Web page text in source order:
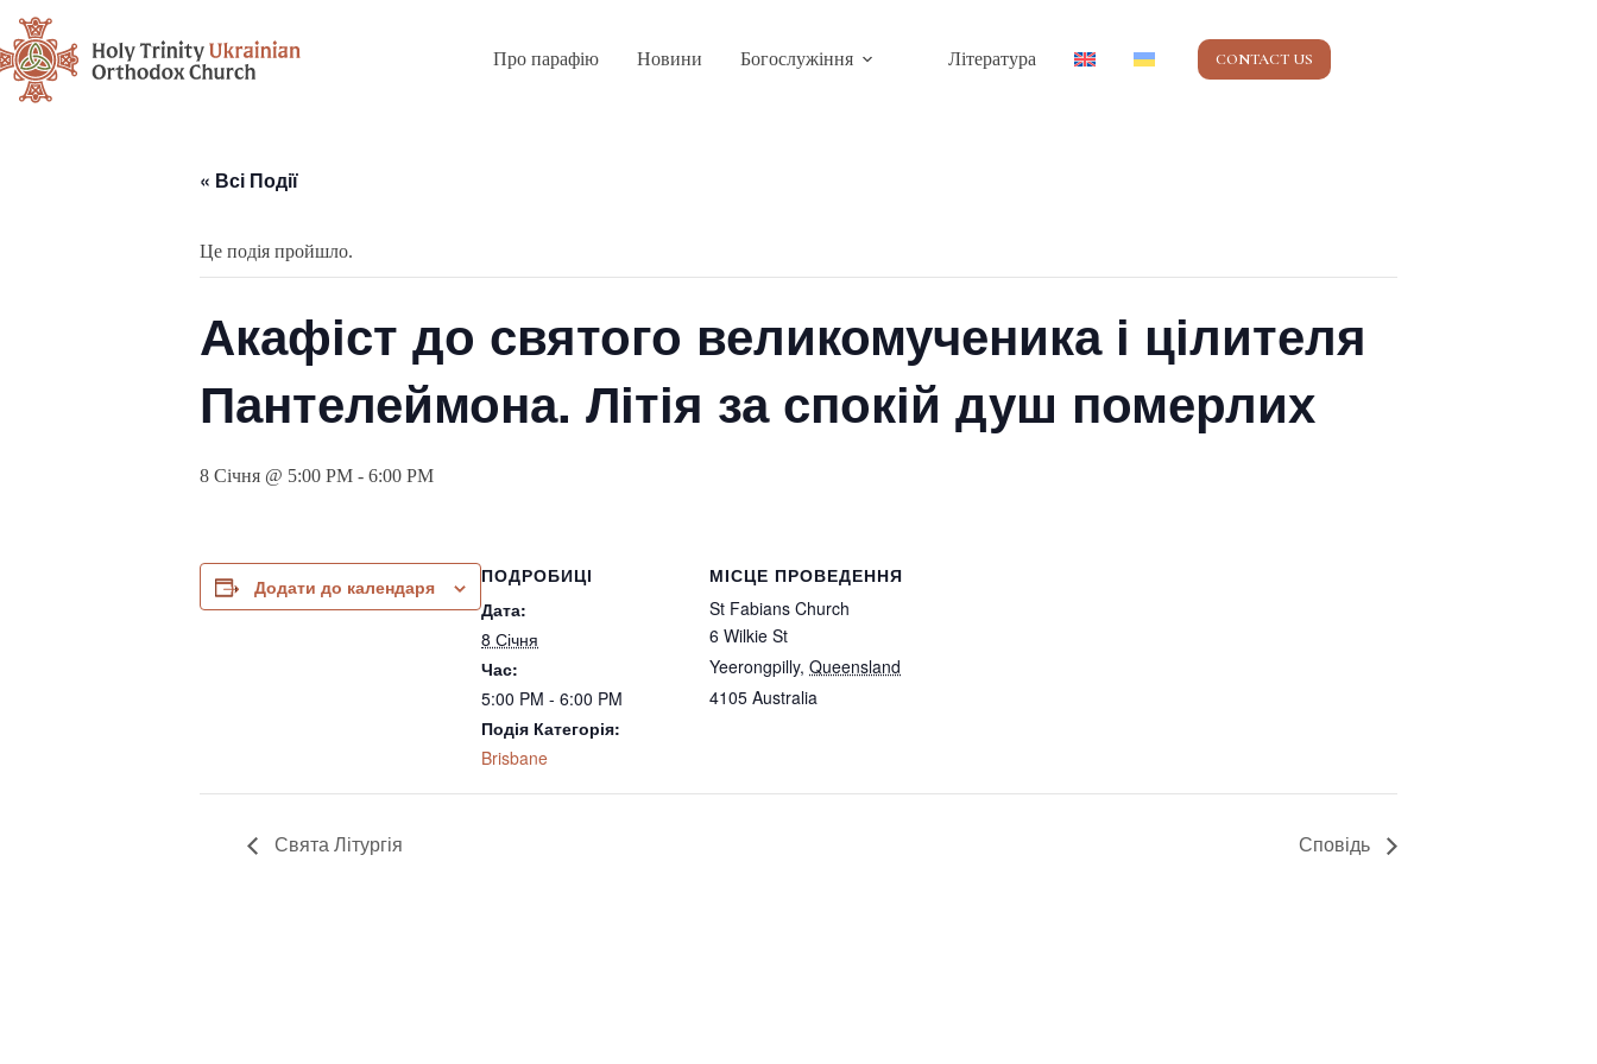
Про парафію Новини Богослужіння Література CONTACT US
« Всі Події
Це подія пройшло.
Акафіст до святого великомученика і цілителя
Пантелеймона. Літія за спокій душ померлих
8 Січня @ 5:00 PM - 6:00 PM
Додати до календаря
ПОДРОБИЦІ
Дата:
8 Січня
Час:
5:00 PM - 6:00 PM
Подія Категорія:
Brisbane
МІСЦЕ ПРОВЕДЕННЯ
St Fabians Church
6 Wilkie St
Yeerongpilly, Queensland
4105 Australia
Свята Літургія Сповідь